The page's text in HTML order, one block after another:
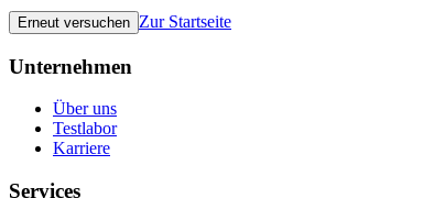
Erneut versuchen Zur Startseite
Unternehmen
Über uns
Testlabor
Karriere
Services